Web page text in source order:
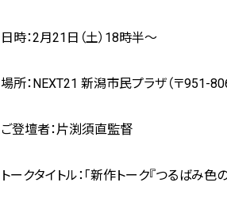
日時：2月21日（土）18時半～
場所：NEXT21 新潟市民プラザ（〒951-
ご登壇者：片渕須直監督
トークタイトル：「新作トーク『つるばみ